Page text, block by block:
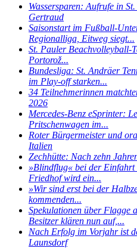
Wassersparen: Aufrufe in
Gertraud
Saisonstart im Fußball-
Regionalliga, Eitweg siegt...
St. Pauler Beachvolleyball-
Portorož...
Bundesliga: St. Andräer
im Play-off starken...
34 Teilnehmerinnen
2026
Mercedes-Benz eSprinter:
Pritschenwagen im...
Roter Bürgermeister und
Italien
Zechhütte: Nach zehn
»Blindflug« bei der
Friedhof wird ein...
»Wir sind erst bei der
kommenden...
Spekulationen über Flagge
Besitzer klären nun auf,...
Nach Erfolg im Vorjahr ist
Launsdorf